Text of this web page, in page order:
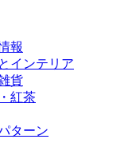
報
インテリア
貨
紅茶
ターン